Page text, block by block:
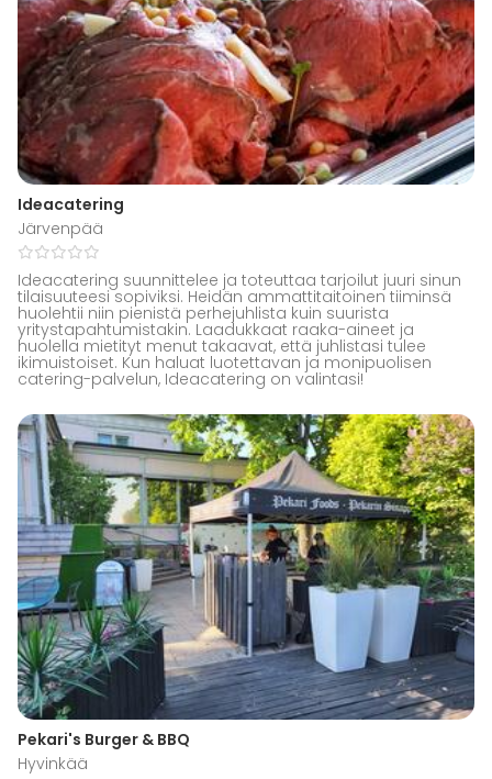
Ideacatering
Järvenpää
Ideacatering suunnittelee ja toteuttaa tarjoilut juuri sinun
tilaisuuteesi sopiviksi. Heidän ammattitaitoinen tiiminsä
huolehtii niin pienistä perhejuhlista kuin suurista
yritystapahtumistakin. Laadukkaat raaka-aineet ja
huolella mietityt menut takaavat, että juhlistasi tulee
ikimuistoiset. Kun haluat luotettavan ja monipuolisen
catering-palvelun, Ideacatering on valintasi!
Pekari's Burger & BBQ
Hyvinkää